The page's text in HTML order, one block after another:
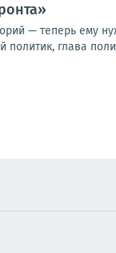
— теперь ему
глава